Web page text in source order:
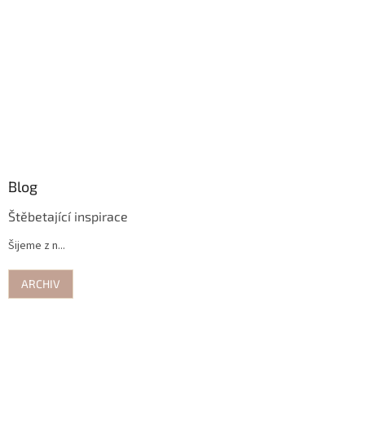
Blog
Štěbetající inspirace
Šijeme z n...
ARCHIV